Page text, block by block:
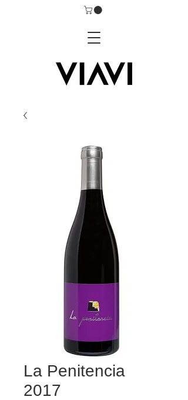
La Penitencia
2017